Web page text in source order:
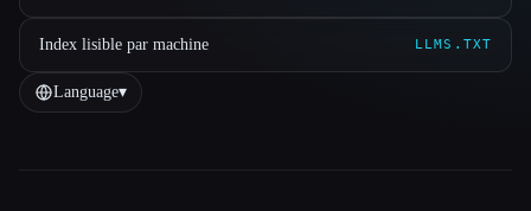
Index lisible par machine LLMS.TXT
Language▾